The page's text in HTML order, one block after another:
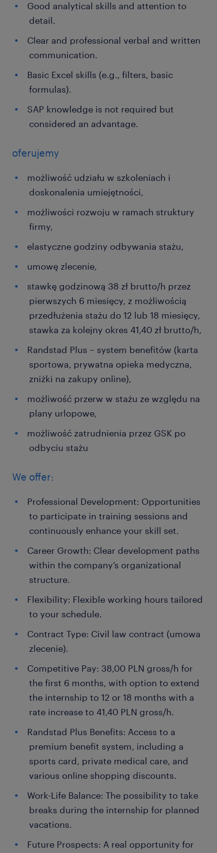
Good analytical skills and attention to
detail.
Clear and professional verbal and written
communication.
Basic Excel skills (e.g., filters, basic
formulas).
SAP knowledge is not required but
considered an advantage.
oferujemy
możliwość udziału w szkoleniach i
doskonalenia umiejętności,
możliwości rozwoju w ramach struktury
firmy,
elastyczne godziny odbywania stażu,
umowę zlecenie,
stawkę godzinową 38 zł brutto/h przez
pierwszych 6 miesięcy, z możliwością
przedłużenia stażu do 12 lub 18 miesięcy,
stawka za kolejny okres 41,40 zł brutto/h,
Randstad Plus – system benefitów (karta
sportowa, prywatna opieka medyczna,
zniżki na zakupy online),
możliwość przerw w stażu ze względu na
plany urlopowe,
możliwość zatrudnienia przez GSK po
odbyciu stażu
We offer:
Professional Development: Opportunities
to participate in training sessions and
continuously enhance your skill set.
Career Growth: Clear development paths
within the company’s organizational
structure.
Flexibility: Flexible working hours tailored
to your schedule.
Contract Type: Civil law contract (umowa
zlecenie).
Competitive Pay: 38,00 PLN gross/h for
the first 6 months, with option to extend
the internship to 12 or 18 months with a
rate increase to 41,40 PLN gross/h.
Randstad Plus Benefits: Access to a
premium benefit system, including a
sports card, private medical care, and
various online shopping discounts.
Work-Life Balance: The possibility to take
breaks during the internship for planned
vacations.
Future Prospects: A real opportunity for